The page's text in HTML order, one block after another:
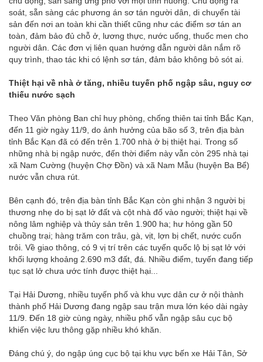
soát, sẵn sàng các phương án sơ tán người dân, di chuyển tài
sản đến nơi an toàn khi cần thiết cũng như các điểm sơ tán an
toàn, đảm bảo đủ chỗ ở, lương thực, nước uống, thuốc men cho
người dân. Các đơn vị liên quan hướng dẫn người dân nắm rõ
quy trình, thao tác khi có lệnh sơ tán, đảm bảo không bỏ sót ai.
Thiệt hại về nhà ở tăng, nhiều tuyến phố ngập sâu, nguy cơ
thiếu nước sạch
Theo Văn phòng Ban chỉ huy phòng, chống thiên tai tỉnh Bắc Kạn,
đến 11 giờ ngày 11/9, do ảnh hưởng của bão số 3, trên địa bàn
tỉnh Bắc Kạn đã có đến trên 1.700 nhà ở bị thiệt hại. Trong số
những nhà bị ngập nước, đến thời điểm này vẫn còn 295 nhà tại
xã Nam Cường (huyện Chợ Đồn) và xã Nam Mẫu (huyện Ba Bể)
nước vẫn chưa rút.
Bên cạnh đó, trên địa bàn tỉnh Bắc Kạn còn ghi nhận 3 người bị
thương nhẹ do bị sạt lở đất và cột nhà đổ vào người; thiệt hại về
nông lâm nghiệp và thủy sản trên 1.900 ha; hư hỏng gần 50
chuồng trại; hàng trăm con trâu, gà, vịt, lợn bị chết, nước cuốn
trôi. Về giao thông, có 9 vị trí trên các tuyến quốc lộ bị sạt lở với
khối lượng khoảng 2.690 m3 đất, đá. Nhiều điểm, tuyến đang tiếp
tục sạt lở chưa ước tính được thiệt hại...
Tại Hải Dương, nhiều tuyến phố và khu vực dân cư ở nội thành
thành phố Hải Dương đang ngập sau trận mưa lớn kéo dài ngày
11/9. Đến 18 giờ cùng ngày, nhiều phố vẫn ngập sâu cục bộ
khiến việc lưu thông gặp nhiều khó khăn.
Đáng chú ý, do ngập úng cục bộ tại khu vực bến xe Hải Tân, Sở